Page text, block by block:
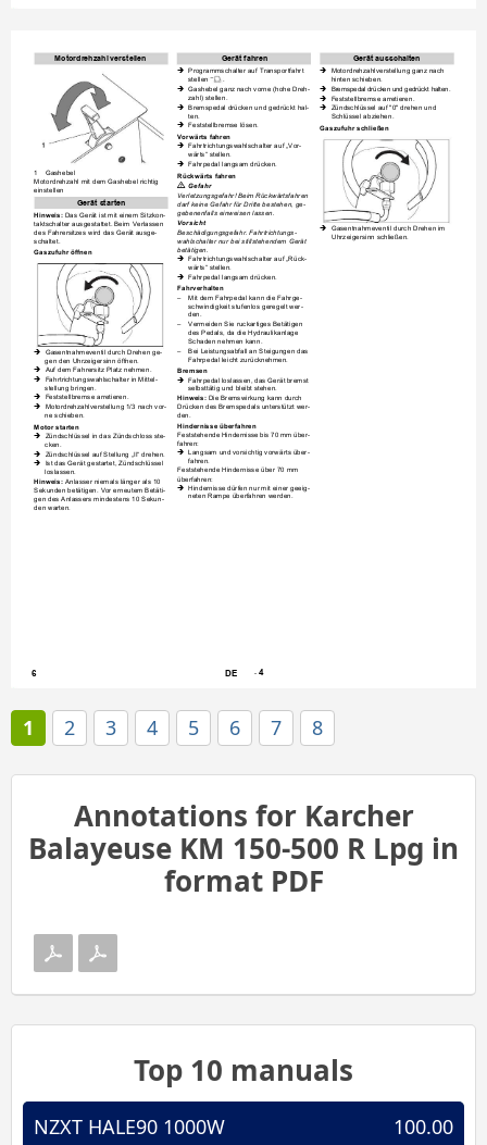
Motordrehzahl verstellen Gerät fahren Gerät ausschalten
 Programmschalter auf Transportfahrt  Motordrehzahlverstellung ganz nach
stellen . hinten schieben.
 Gashebel ganz nach vorne (hohe Dreh- 
Bremspedal drücken und gedrückt halten.
zahl) stellen.
 Feststellbremse arretieren.
 Bremspedal drücken und gedrückt hal- 
Zündschlüssel auf "0" drehen und
ten.
Schlüssel abziehen.
 Feststellbremse lösen.
Gaszufuhr schließen
Vorwärts fahren
 Fahrtrichtungswahlschalter auf „Vor-
wärts“ stellen.

Fahrpedal langsam drücken.
1
Gashebel Rückwärts fahren
Motordrehzahl mit dem Gashebel richtig  Gefahr
einstellen
Verletzungsgefahr! Beim Rückwärtsfahren
Gerät starten
darf keine Gefahr für Dritte bestehen, ge-
gebenenfalls einweisen lassen.
Hinweis: Das Gerät ist mit einem Sitzkon-
taktschalter ausgestattet. Beim Verlassen
Vorsicht
 Gasentnahmeventil durch Drehen im
des Fahrersitzes wird das Gerät ausge- Beschädigungsgefahr. Fahrtrichtungs- Uhrzeigersinn schließen.
schaltet. wahlschalter nur bei stillstehendem Gerät
Gaszufuhr öffnen betätigen.

Fahrtrichtungswahlschalter auf „Rück-
wärts“ stellen.
 Fahrpedal langsam drücken.
Fahrverhalten
–
Mit dem Fahrpedal kann die Fahrge-
schwindigkeit stufenlos geregelt wer-
den.
– Vermeiden Sie ruckartiges Betätigen
des Pedals, da die Hydraulikanlage
Schaden nehmen kann.
 Gasentnahmeventil durch Drehen ge- –
Bei Leistungsabfall an Steigungen das
gen den Uhrzeigersinn öffnen.
Fahrpedal leicht zurücknehmen.
 Auf dem Fahrersitz Platz nehmen. Bremsen
 Fahrtrichtungswahlschalter in Mittel- 
Fahrpedal loslassen, das Gerät bremst
stellung bringen.
selbsttätig und bleibt stehen.
 Feststellbremse arretieren. Hinweis: Die Bremswirkung kann durch
 Motordrehzahlverstellung 1/3 nach vor- Drücken des Bremspedals unterstützt wer-
ne schieben. den.
Motor starten Hindernisse überfahren
 Zündschlüssel in das Zündschloss ste-
Feststehende Hindernisse bis 70 mm über-
cken.
fahren:
 Zündschlüssel auf Stellung „II“ drehen. 
Langsam und vorsichtig vorwärts über-
fahren.

Ist das Gerät gestartet, Zündschlüssel
loslassen.
Feststehende Hindernisse über 70 mm
überfahren:
Hinweis: Anlasser niemals länger als 10
 Hindernisse dürfen nur mit einer geeig-
Sekunden betätigen. Vor erneutem Betäti-
neten Rampe überfahren werden.
gen des Anlassers mindestens 10 Sekun-
den warten.
6 DE
     -
4
1 2 3 4 5 6 7 8
Annotations for Karcher
Balayeuse KM 150-500 R Lpg in
format PDF
Top 10 manuals
100.00
NZXT HALE90 1000W